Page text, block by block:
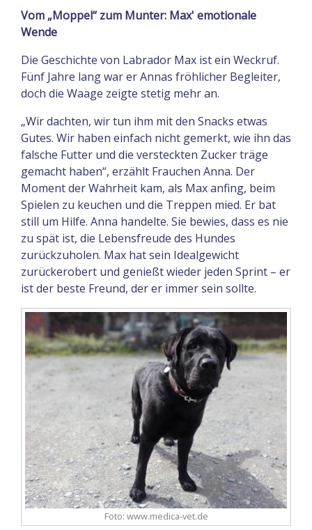
Vom „Moppel“ zum Munter: Max' emotionale
Wende
Die Geschichte von Labrador Max ist ein Weckruf.
Fünf Jahre lang war er Annas fröhlicher Begleiter,
doch die Waage zeigte stetig mehr an.
„Wir dachten, wir tun ihm mit den Snacks etwas
Gutes. Wir haben einfach nicht gemerkt, wie ihn das
falsche Futter und die versteckten Zucker träge
gemacht haben“, erzählt Frauchen Anna. Der
Moment der Wahrheit kam, als Max anfing, beim
Spielen zu keuchen und die Treppen mied. Er bat
still um Hilfe. Anna handelte. Sie bewies, dass es nie
zu spät ist, die Lebensfreude des Hundes
zurückzuholen. Max hat sein Idealgewicht
zurückerobert und genießt wieder jeden Sprint – er
ist der beste Freund, der er immer sein sollte.
Foto: www.medica-vet.de